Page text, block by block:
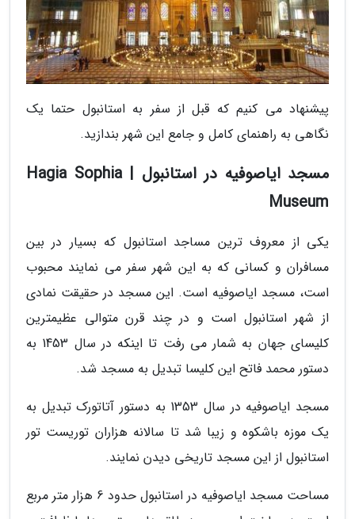
پیشنهاد می کنیم که قبل از سفر به استانبول حتما یک
نگاهی به راهنمای کامل و جامع این شهر بندازید.
مسجد ایاصوفیه در استانبول | Hagia Sophia
Museum
یکی از معروف ترین مساجد استانبول که بسیار در بین
مسافران و کسانی که به این شهر سفر می نمایند محبوب
است، مسجد ایاصوفیه است. این مسجد در حقیقت نمادی
از شهر استانبول است و در چند قرن متوالی عظیمترین
کلیسای جهان به شمار می رفت تا اینکه در سال 1453 به
دستور محمد فاتح این کلیسا تبدیل به مسجد شد.
مسجد ایاصوفیه در سال 1353 به دستور آتاتورک تبدیل به
یک موزه باشکوه و زیبا شد تا سالانه هزاران توریست تور
استانبول از این مسجد تاریخی دیدن نمایند.
مساحت مسجد ایاصوفیه در استانبول حدود 6 هزار متر مربع